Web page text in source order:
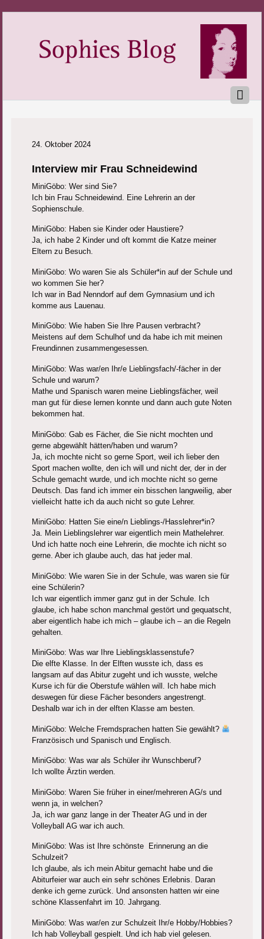
24. Oktober 2024
Interview mir Frau Schneidewind
MiniGöbo: Wer sind Sie?
Ich bin Frau Schneidewind. Eine Lehrerin an der
Sophienschule.
MiniGöbo: Haben sie Kinder oder Haustiere?
Ja, ich habe 2 Kinder und oft kommt die Katze meiner
Eltern zu Besuch.
MiniGöbo: Wo waren Sie als Schüler*in auf der Schule und
wo kommen Sie her?
Ich war in Bad Nenndorf auf dem Gymnasium und ich
komme aus Lauenau.
MiniGöbo: Wie haben Sie Ihre Pausen verbracht?
Meistens auf dem Schulhof und da habe ich mit meinen
Freundinnen zusammengesessen.
MiniGöbo: Was war/en Ihr/e Lieblingsfach/-fächer in der
Schule und warum?
Mathe und Spanisch waren meine Lieblingsfächer, weil
man gut für diese lernen konnte und dann auch gute Noten
bekommen hat.
MiniGöbo: Gab es Fächer, die Sie nicht mochten und
gerne abgewählt hätten/haben und warum?
Ja, ich mochte nicht so gerne Sport, weil ich lieber den
Sport machen wollte, den ich will und nicht der, der in der
Schule gemacht wurde, und ich mochte nicht so gerne
Deutsch. Das fand ich immer ein bisschen langweilig, aber
vielleicht hatte ich da auch nicht so gute Lehrer.
MiniGöbo: Hatten Sie eine/n Lieblings-/Hasslehrer*in?
Ja. Mein Lieblingslehrer war eigentlich mein Mathelehrer.
Und ich hatte noch eine Lehrerin, die mochte ich nicht so
gerne. Aber ich glaube auch, das hat jeder mal.
MiniGöbo: Wie waren Sie in der Schule, was waren sie für
eine Schülerin?
Ich war eigentlich immer ganz gut in der Schule. Ich
glaube, ich habe schon manchmal gestört und gequatscht,
aber eigentlich habe ich mich – glaube ich – an die Regeln
gehalten.
MiniGöbo: Was war Ihre Lieblingsklassenstufe?
Die elfte Klasse. In der Elften wusste ich, dass es
langsam auf das Abitur zugeht und ich wusste, welche
Kurse ich für die Oberstufe wählen will. Ich habe mich
deswegen für diese Fächer besonders angestrengt.
Deshalb war ich in der elften Klasse am besten.
MiniGöbo: Welche Fremdsprachen hatten Sie gewählt?
Französisch und Spanisch und Englisch.
MiniGöbo: Was war als Schüler ihr Wunschberuf?
Ich wollte Ärztin werden.
MiniGöbo: Waren Sie früher in einer/mehreren AG/s und
wenn ja, in welchen?
Ja, ich war ganz lange in der Theater AG und in der
Volleyball AG war ich auch.
MiniGöbo: Was ist Ihre schönste
Erinnerung an die
Schulzeit?
Ich glaube, als ich mein Abitur gemacht habe und die
Abiturfeier war auch ein sehr schönes Erlebnis. Daran
denke ich gerne zurück. Und ansonsten hatten wir eine
schöne Klassenfahrt im 10. Jahrgang.
MiniGöbo: Was war/en zur Schulzeit Ihr/e Hobby/Hobbies?
Ich hab Volleyball gespielt. Und ich hab viel gelesen.